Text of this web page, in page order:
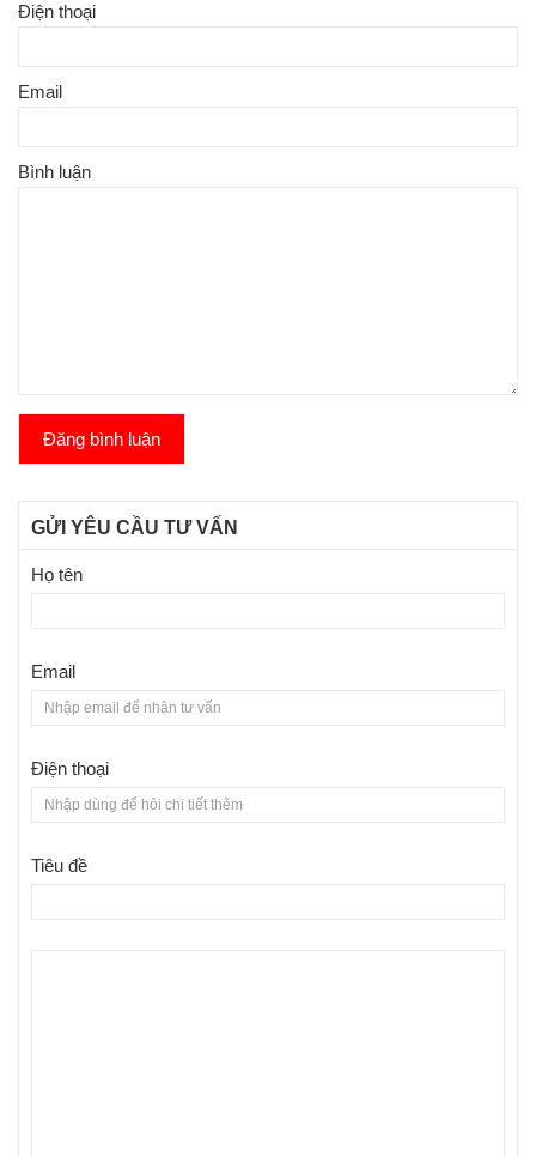
Điện thoại
Email
Bình luận
Đăng bình luận
GỬI YÊU CẦU TƯ VẤN
Họ tên
Email
Điện thoại
Tiêu đề